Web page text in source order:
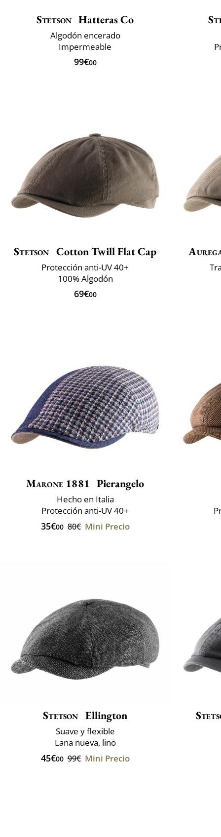
Stetson Hatteras Co
Algodón encerado
Impermeable
99€00
Stetson Cotton Twill Flat Cap
Protección anti-UV 40+
100% Algodón
69€00
Marone 1881 Pierangelo
Hecho en Italia
Protección anti-UV 40+
35€00 80€ Mini Precio
Stetson Ellington
Suave y flexible
Lana nueva, lino
45€00 99€ Mini Precio